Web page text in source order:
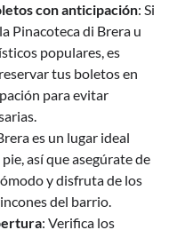
con anticipación: Si
Pinacoteca di Brera u
populares, es
tus boletos en
para evitar
es un lugar ideal
así que asegúrate de
y disfruta de los
del barrio.
: Verifica los